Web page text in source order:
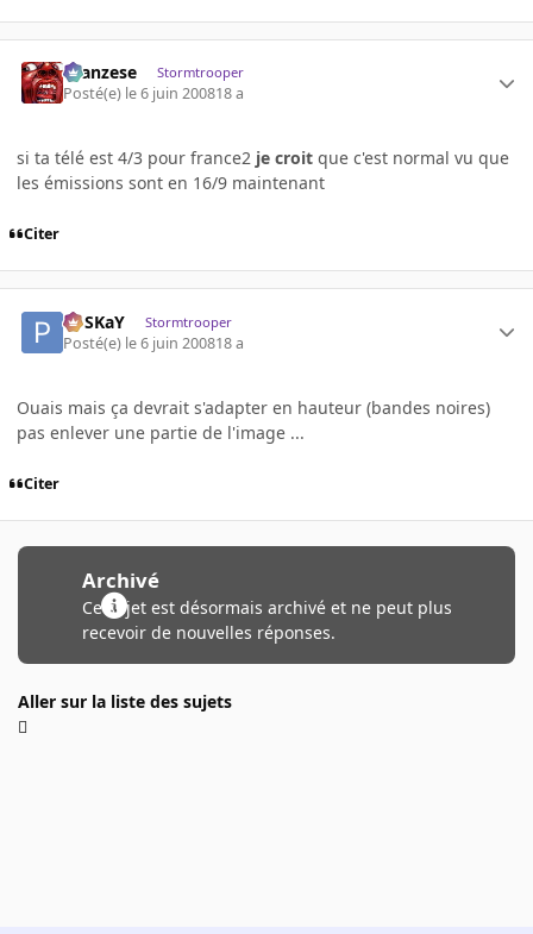
ilcanzese Stormtrooper
Posté(e) le 6 juin 200818 a
si ta télé est 4/3 pour france2 je croit que c'est normal vu que
les émissions sont en 16/9 maintenant
Citer
PoSKaY Stormtrooper
Posté(e) le 6 juin 200818 a
Ouais mais ça devrait s'adapter en hauteur (bandes noires)
pas enlever une partie de l'image ...
Citer
Archivé
Ce sujet est désormais archivé et ne peut plus
recevoir de nouvelles réponses.
Aller sur la liste des sujets